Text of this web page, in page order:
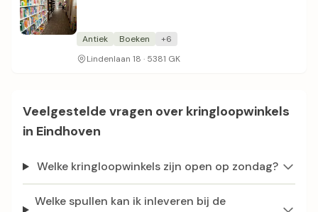
Antiek Boeken
+6
Lindenlaan 18 · 5381 GK
Veelgestelde vragen over kringloopwinkels
in Eindhoven
Welke kringloopwinkels zijn open op zondag?
Welke spullen kan ik inleveren bij de